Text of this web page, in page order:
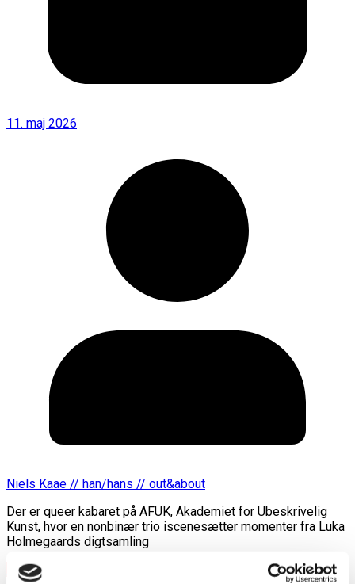
11. maj 2026
Niels Kaae // han/hans // out&about
Der er queer kabaret på AFUK, Akademiet for Ubeskrivelig
Kunst, hvor en nonbinær trio iscenesætter momenter fra Luka
Holmegaards digtsamling
Læs mere